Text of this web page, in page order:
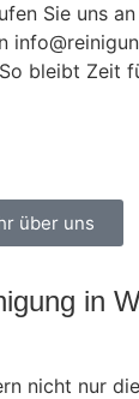
Sie uns
bleibt Zeit
über uns
in
nicht nur